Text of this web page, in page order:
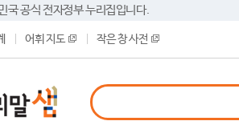
국 공식 전자정부 누리집입니다.
어휘 지도 작은 창 사전